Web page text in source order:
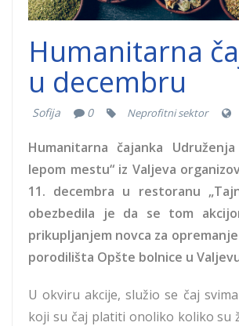
Humanitarna
u decembru
Sofija 0 Neprofitni sektor
Humanitarna čajanka
lepom mestu“ iz Valjeva
11. decembra u restoranu
obezbedila je da se tom
prikupljanjem novca za
porodilišta Opšte bolnice u
U okviru akcije, služio se čaj
koji su čaj platiti onoliko koliko su